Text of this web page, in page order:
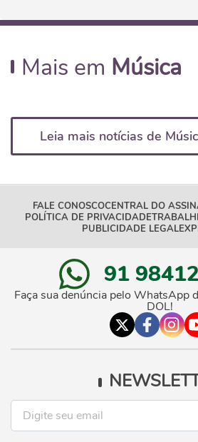
Mais em Música
Leia mais notícias de
FALE CONOSCOCENTRAL DO
POLÍTICA DE PRIVACIDADE
PUBLICIDADE LEGAL
91
Faça sua denúncia pelo WhatsApp
DOL!